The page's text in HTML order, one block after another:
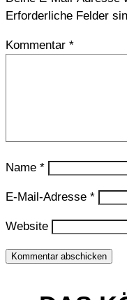
Erforderliche Felder
Kommentar *
Name *
E-Mail-Adresse *
Website
Kommentar abschicken